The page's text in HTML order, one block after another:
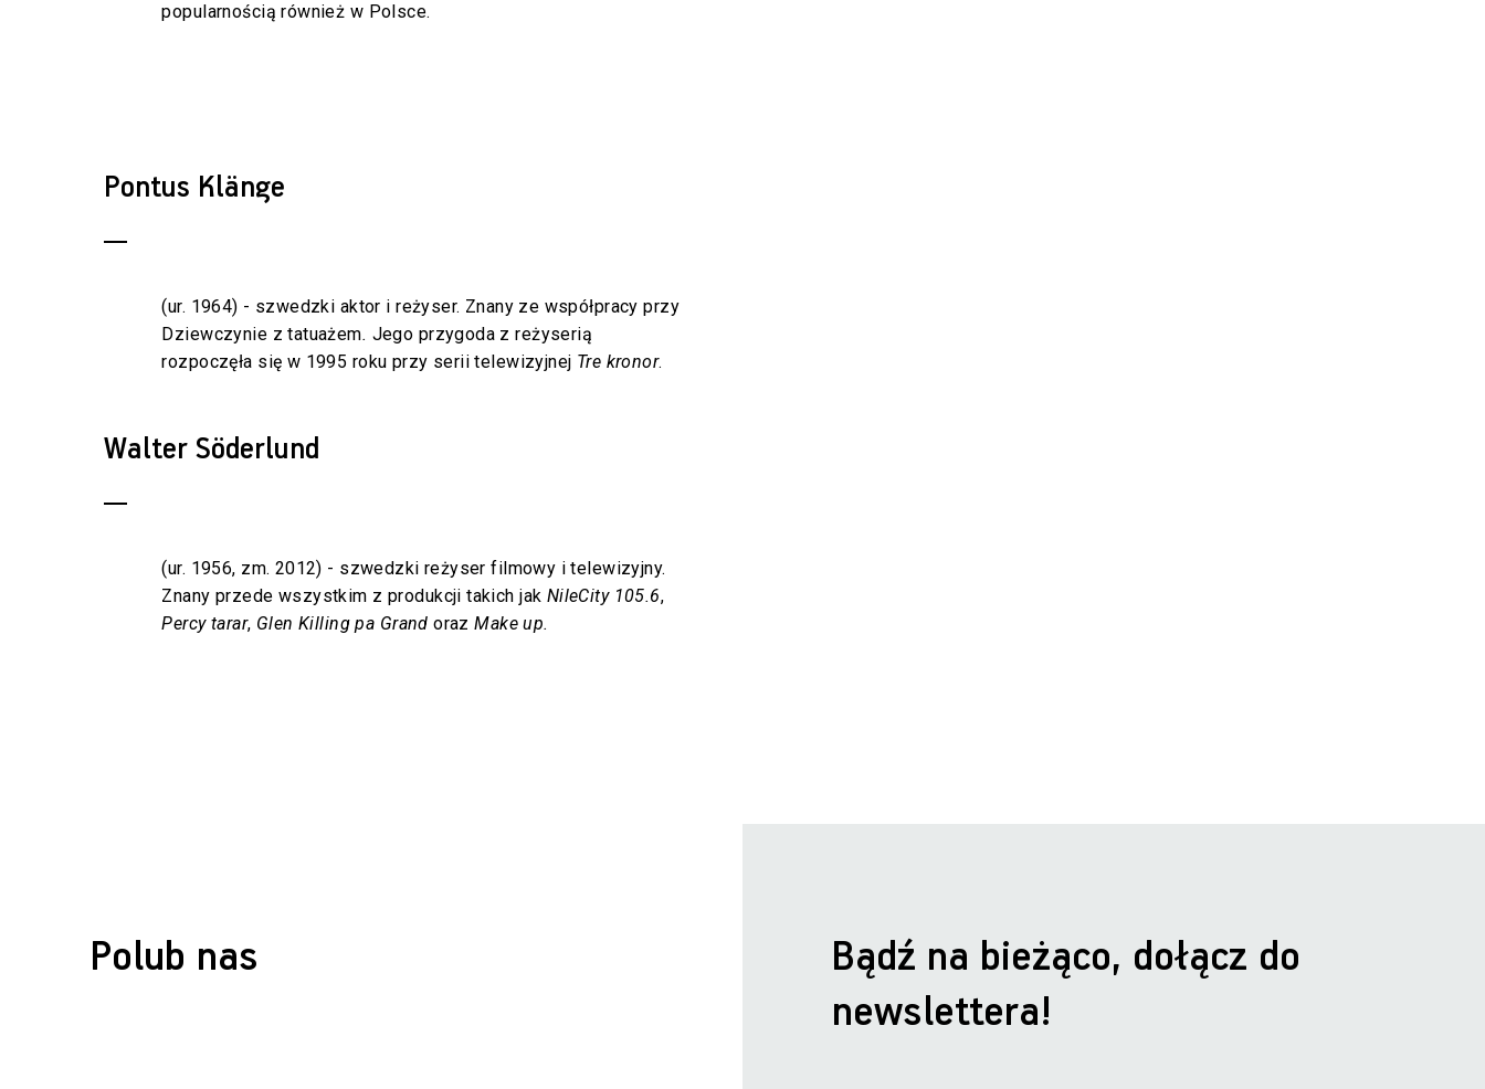
popularnością również w Polsce.
Pontus Klänge
(ur. 1964) - szwedzki aktor i reżyser. Znany ze współpracy przy
Dziewczynie z tatuażem. Jego przygoda z reżyserią
rozpoczęła się w 1995 roku przy serii telewizyjnej Tre kronor.
Walter Söderlund
(ur. 1956, zm. 2012) - szwedzki reżyser filmowy i telewizyjny.
Znany przede wszystkim z produkcji takich jak NileCity 105.6,
Percy tarar, Glen Killing pa Grand orazMake up.
Polub nas
Bądź na bieżąco, dołącz do
newslettera!